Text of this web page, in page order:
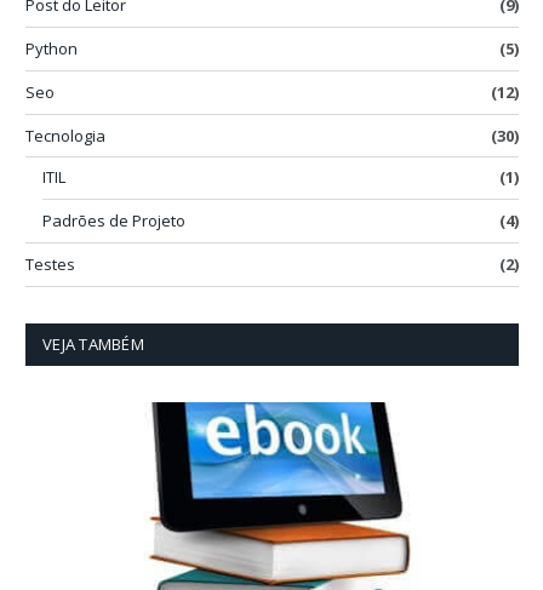
Post do Leitor
(9)
Python
(5)
Seo
(12)
Tecnologia
(30)
ITIL
(1)
Padrões de Projeto
(4)
Testes
(2)
VEJA TAMBÉM